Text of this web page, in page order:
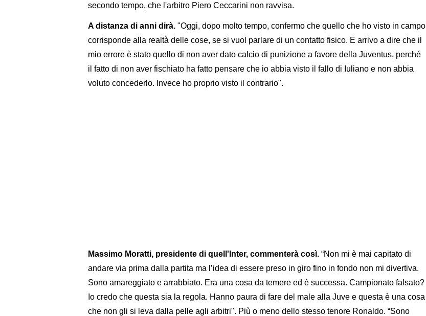
secondo tempo, che l'arbitro Piero Ceccarini non ravvisa.
A distanza di anni dirà. "Oggi, dopo molto tempo, confermo che quello che ho visto in campo
corrisponde alla realtà delle cose, se si vuol parlare di un contatto fisico. E arrivo a dire che il
mio errore è stato quello di non aver dato calcio di punizione a favore della Juventus, perché
il fatto di non aver fischiato ha fatto pensare che io abbia visto il fallo di Iuliano e non abbia
voluto concederlo. Invece ho proprio visto il contrario".
Massimo Moratti, presidente di quell'Inter, commenterà così. “Non mi è mai capitato di
andare via prima dalla partita ma l’idea di essere preso in giro fino in fondo non mi divertiva.
Sono amareggiato e arrabbiato. Era una cosa da temere ed è successa. Campionato falsato?
Io credo che questa sia la regola. Hanno paura di fare del male alla Juve e questa è una cosa
che non gli si leva dalla pelle agli arbitri". Più o meno dello stesso tenore Ronaldo. “Sono